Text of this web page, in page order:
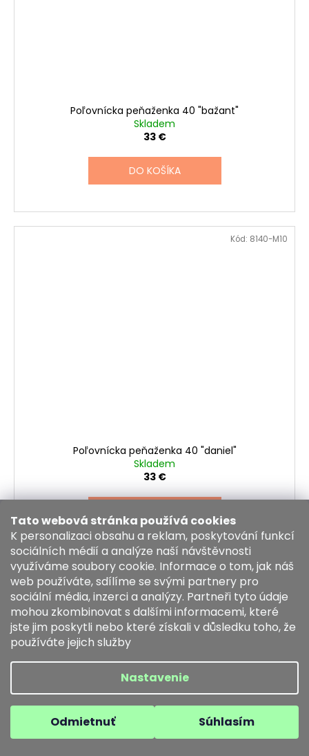
Tato webová stránka používá cookies
K personalizaci obsahu a reklam, poskytování funkcí
sociálních médií a analýze naší návštěvnosti
využíváme soubory cookie. Informace o tom, jak náš
web používáte, sdílíme se svými partnery pro
sociální média, inzerci a analýzy. Partneři tyto údaje
mohou zkombinovat s dalšími informacemi, které
jste jim poskytli nebo které získali v důsledku toho, že
používáte jejich služby
Nastavenie
Odmietnuť Súhlasím
Poľovnícka peňaženka 40 "bažant"
Skladem
33 €
DO KOŠÍKA
Poľovnícka peňaženka 40 "daniel"
Skladem
33 €
Kód: 8140-M10
Kód:8140-M3